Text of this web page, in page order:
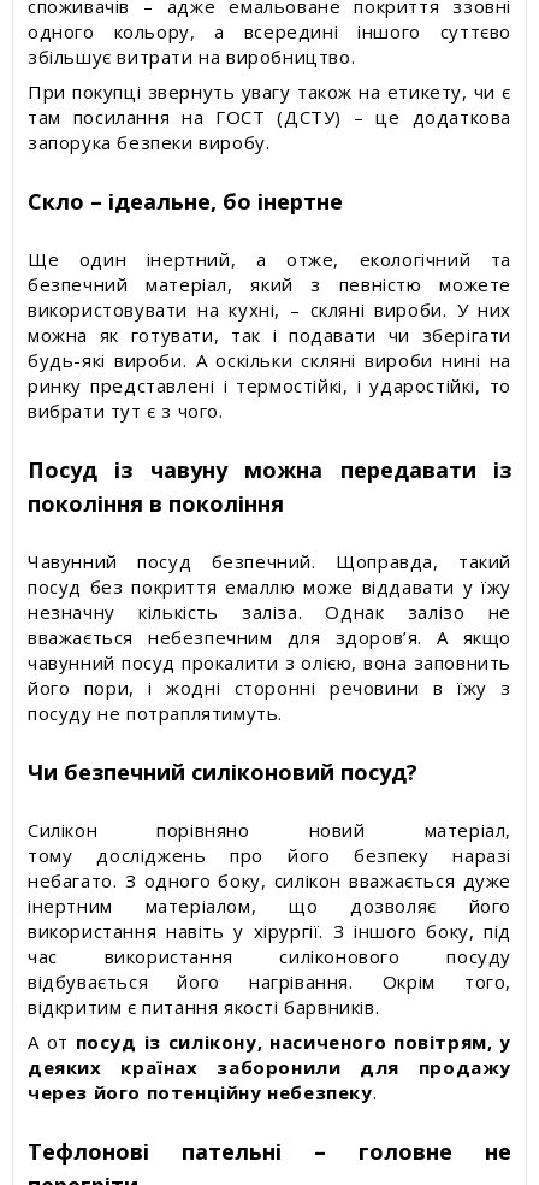
споживачів – адже емальоване покриття ззовні
одного кольору, а всередині іншого суттєво
збільшує витрати на виробництво.
При покупці звернуть увагу також на етикету, чи є
там посилання на ГОСТ (ДСТУ) – це додаткова
запорука безпеки виробу.
Скло – ідеальне, бо інертне
Ще один інертний, а отже, екологічний та
безпечний матеріал, який з певністю можете
використовувати на кухні, – скляні вироби. У них
можна як готувати, так і подавати чи зберігати
будь-які вироби. А оскільки скляні вироби нині на
ринку представлені і термостійкі, і ударостійкі, то
вибрати тут є з чого.
Посуд із чавуну можна передавати із
покоління в покоління
Чавунний посуд безпечний. Щоправда, такий
посуд без покриття емаллю може віддавати у їжу
незначну кількість заліза. Однак залізо не
вважається небезпечним для здоров’я. А якщо
чавунний посуд прокалити з олією, вона заповнить
його пори, і жодні сторонні речовини в їжу з
посуду не потраплятимуть.
Чи безпечний силіконовий посуд?
Силікон порівняно новий матеріал,
тому досліджень про його безпеку наразі
небагато. З одного боку, силікон вважається дуже
інертним матеріалом, що дозволяє його
використання навіть у хірургії. З іншого боку, під
час використання силіконового посуду
відбувається його нагрівання. Окрім того,
відкритим є питання якості барвників.
А от посуд із силікону, насиченого повітрям, у
деяких країнах заборонили для продажу
через його потенційну небезпеку.
Тефлонові пательні – головне не